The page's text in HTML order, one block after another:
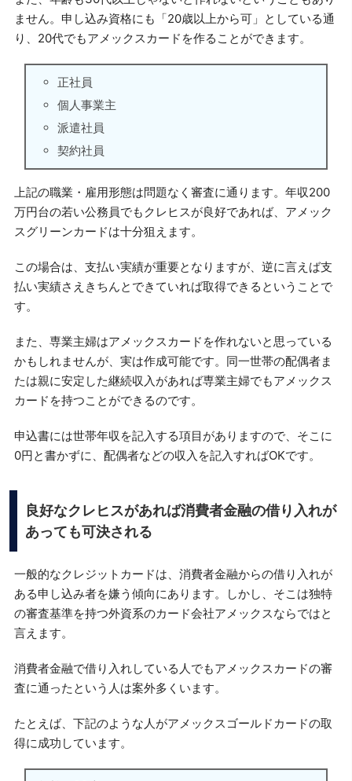
ません。申し込み資格にも「20歳以上から可」としている通
り、20代でもアメックスカードを作ることができます。
正社員
個人事業主
派遣社員
契約社員
上記の職業・雇用形態は問題なく審査に通ります。年収200
万円台の若い公務員でもクレヒスが良好であれば、アメック
スグリーンカードは十分狙えます。
この場合は、支払い実績が重要となりますが、逆に言えば支
払い実績さえきちんとできていれば取得できるということで
す。
また、専業主婦はアメックスカードを作れないと思っている
かもしれませんが、実は作成可能です。同一世帯の配偶者ま
たは親に安定した継続収入があれば専業主婦でもアメックス
カードを持つことができるのです。
申込書には世帯年収を記入する項目がありますので、そこに
0円と書かずに、配偶者などの収入を記入すればOKです。
良好なクレヒスがあれば消費者金融の借り入れが
あっても可決される
一般的なクレジットカードは、消費者金融からの借り入れが
ある申し込み者を嫌う傾向にあります。しかし、そこは独特
の審査基準を持つ外資系のカード会社アメックスならではと
言えます。
消費者金融で借り入れしている人でもアメックスカードの審
査に通ったという人は案外多くいます。
たとえば、下記のような人がアメックスゴールドカードの取
得に成功しています。